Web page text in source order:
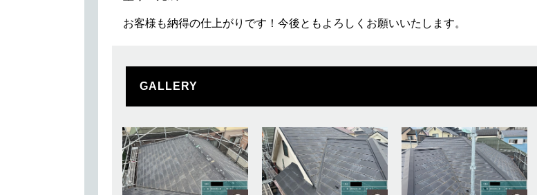
お客様も納得の仕上がりです！今後ともよろしくお願いいたします。
GALLERY